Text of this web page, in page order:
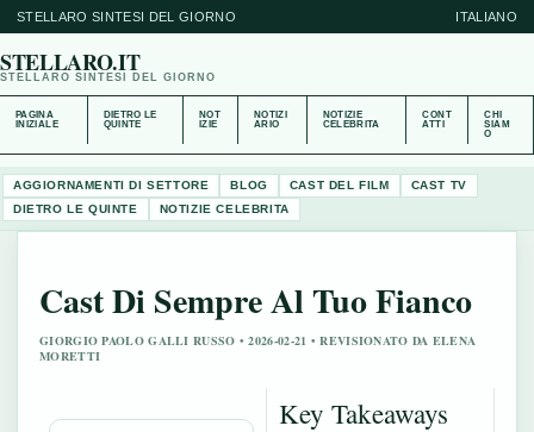
STELLARO SINTESI DEL GIORNO ITALIANO
STELLARO.IT
STELLARO SINTESI DEL GIORNO
PAGINA
INIZIALE
DIETRO LE
QUINTE
NOT
IZIE
NOTIZI
ARIO
NOTIZIE
CELEBRITA
CONT
ATTI
CHI
SIAM
O
AGGIORNAMENTI DI SETTORE BLOG CAST DEL FILM
CAST TV
DIETRO LE QUINTE
NOTIZIE CELEBRITA
Cast Di Sempre Al Tuo Fianco
GIORGIO PAOLO GALLI RUSSO • 2026-02-21 • REVISIONATO DA ELENA
MORETTI
Key Takeaways